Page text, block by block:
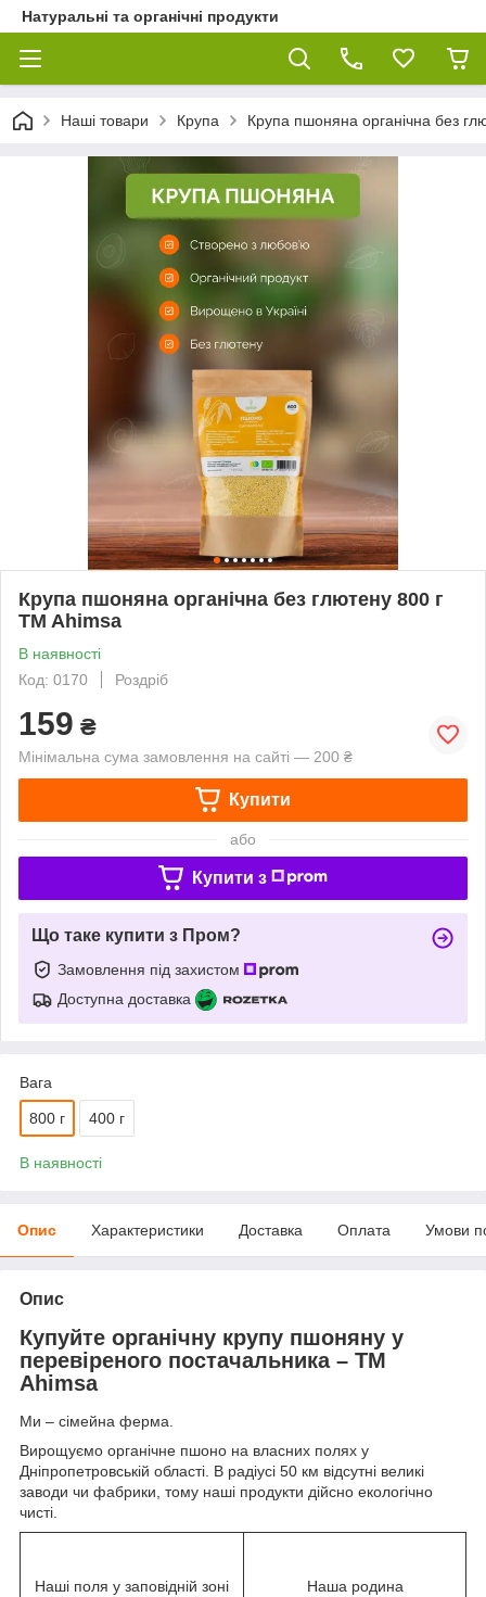
Натуральні та органічні продукти
Наші товари Крупа Крупа пшоняна органічна без
Крупа пшоняна органічна без глютену 800 г
TM Ahimsa
В наявності
Код: 0170
Роздріб
159 ₴
Мінімальна сума замовлення на сайті — 200 ₴
Купити
або
Купити з
Що таке купити з Пром?
Замовлення під захистом
Доступна доставка
Вага
800 г 400 г
В наявності
Опис Характеристики Доставка Оплата Умови
Опис
Купуйте органічну крупу пшоняну у
перевіреного постачальника – TM
Ahimsa
Ми – сімейна ферма.
Вирощуємо органічне пшоно на власних полях у
Дніпропетровській області. В радіусі 50 км відсутні великі
заводи чи фабрики, тому наші продукти дійсно екологічно
чисті.
Наші поля у заповідній зоні Наша родина